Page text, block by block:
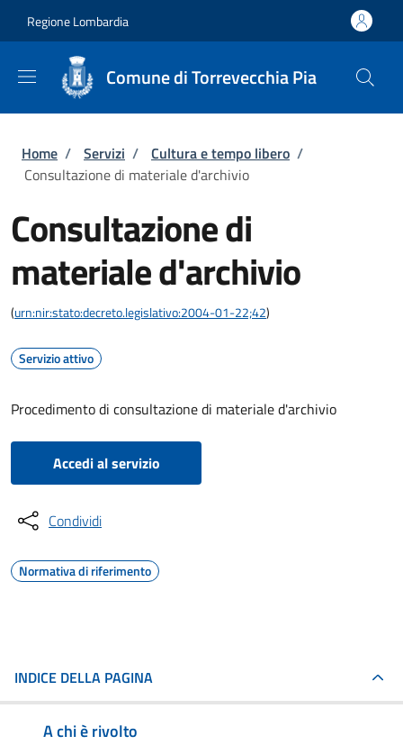
Regione Lombardia
Comune di Torrevecchia Pia
Briciole di pane
Home / Servizi / Cultura e tempo libero /
Consultazione di materiale d'archivio
Consultazione di
materiale d'archivio
(urn:nir:stato:decreto.legislativo:2004-01-22;42)
Servizio attivo
Procedimento di consultazione di materiale d'archivio
Accedi al servizio
Condividi
Normativa di riferimento
INDICE DELLA PAGINA
A chi è rivolto